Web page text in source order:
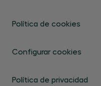
Política de cookies
Configurar cookies
Política de privacidad